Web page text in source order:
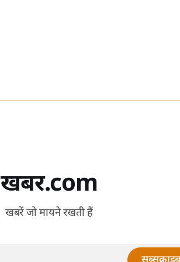
खबर.com
खबरें जो मायने रखती हैं